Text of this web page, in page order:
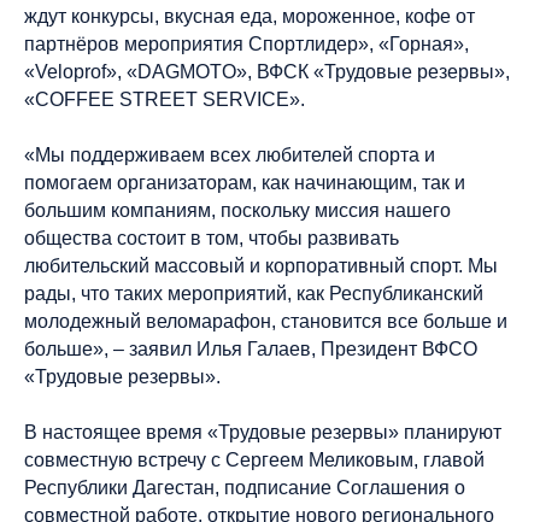
ждут конкурсы, вкусная еда, мороженное, кофе от
партнёров мероприятия Спортлидер», «Горная»,
«Veloprof», «DAGMOTO», ВФСК «Трудовые резервы»,
«COFFEE STREET SERVICE».
«Мы поддерживаем всех любителей спорта и
помогаем организаторам, как начинающим, так и
большим компаниям, поскольку миссия нашего
общества состоит в том, чтобы развивать
любительский массовый и корпоративный спорт. Мы
рады, что таких мероприятий, как Республиканский
молодежный веломарафон, становится все больше и
больше», – заявил Илья Галаев, Президент ВФСО
«Трудовые резервы».
В настоящее время «Трудовые резервы» планируют
совместную встречу с Сергеем Меликовым, главой
Республики Дагестан, подписание Соглашения о
совместной работе, открытие нового регионального